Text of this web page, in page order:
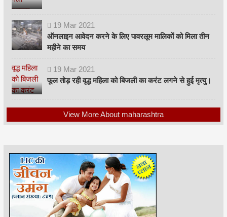
19 Mar 2021
ऑनलाइन आवेदन करने के लिए पावरलूम मालिकों को मिला तीन
महीने का समय
19 Mar 2021
फूल तोड़ रही वृद्ध महिला को बिजली का करंट लगने से हुई मृत्यु।
View More About maharashtra